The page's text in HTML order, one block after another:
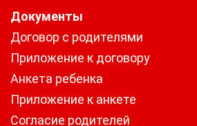
Документы
Договор с родителями
Приложение к договору
Анкета ребенка
Приложение к анкете
Согласие родителей